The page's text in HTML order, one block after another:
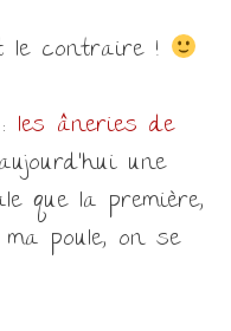
le contraire !
les âneries de
une
que la première,
poule, on se